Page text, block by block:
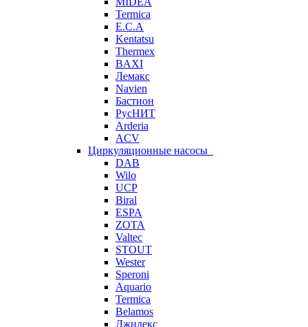
Termica
E.C.A
Kentatsu
Thermex
BAXI
Лемакс
Navien
Бастион
РусНИТ
Arderia
ACV
Циркуляционные насосы
DAB
Wilo
UCP
Biral
ESPA
ZOTA
Valtec
STOUT
Wester
Speroni
Aquario
Termica
Belamos
Джилекс